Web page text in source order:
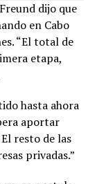
dijo que
en Cabo
“El total de
etapa,
hasta ahora
aportar
resto de las
privadas.”